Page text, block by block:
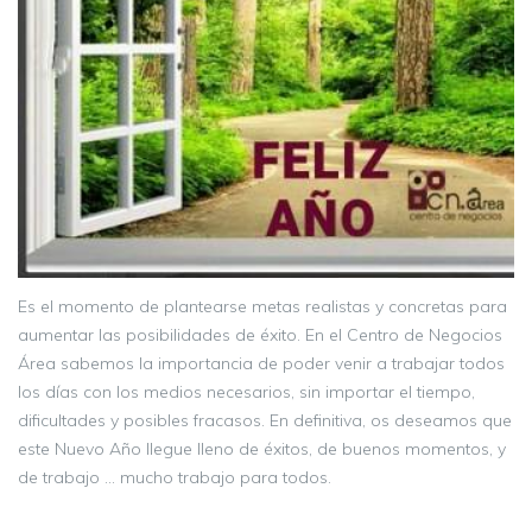
Es el momento de plantearse metas realistas y concretas para
aumentar las posibilidades de éxito. En el Centro de Negocios
Área sabemos la importancia de poder venir a trabajar todos
los días con los medios necesarios, sin importar el tiempo,
dificultades y posibles fracasos. En definitiva, os deseamos que
este Nuevo Año llegue lleno de éxitos, de buenos momentos, y
de trabajo … mucho trabajo para todos.